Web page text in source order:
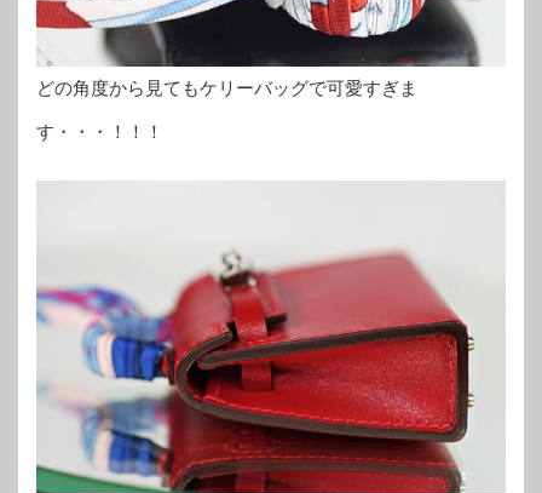
どの角度から見てもケリーバッグで可愛すぎま
す・・・！！！